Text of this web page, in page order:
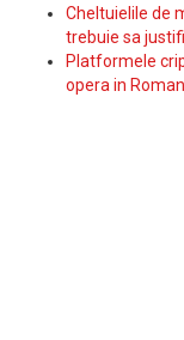
Cheltuielile de
trebuie sa
Platformele
opera in